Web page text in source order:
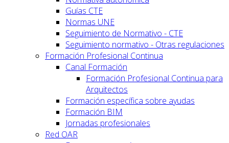
Guías CTE
Normas UNE
Seguimiento de Normativo - CTE
Seguimiento normativo - Otras regulaciones
Formación Profesional Continua
Canal Formación
Formación Profesional Continua para
Arquitectos
Formación específica sobre ayudas
Formación BIM
Jornadas profesionales
Red OAR